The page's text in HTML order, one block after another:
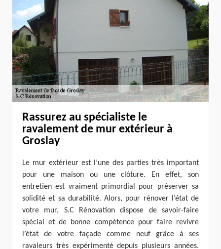
Rassurez au spécialiste le
ravalement de mur extérieur à
Groslay
Le mur extérieur est l’une des parties très important
pour une maison ou une clôture. En effet, son
entretien est vraiment primordial pour préserver sa
solidité et sa durabilité. Alors, pour rénover l’état de
votre mur, S.C Rénovation dispose de savoir-faire
spécial et de bonne compétence pour faire revivre
l’état de votre façade comme neuf grâce à ses
ravaleurs très expérimenté depuis plusieurs années.